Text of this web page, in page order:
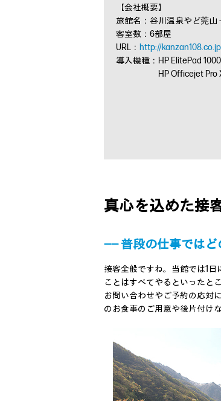
【会社概要】
旅館名：谷川温泉やど莞山
客室数：6部屋
URL： http://
導入機種：HP ElitePad
HP Officejet Pro
真心を込めた接
―― 普段の仕事では
接客全般ですね。当館では1
ことはすべてやるといったと
お問い合わせやご予約の応対
のお食事のご用意や後片付け